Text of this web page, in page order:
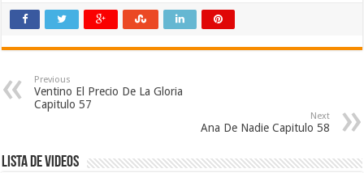
Previous
Ventino El Precio De La Gloria
Capitulo 57
Next
Ana De Nadie Capitulo 58
Lista de Videos